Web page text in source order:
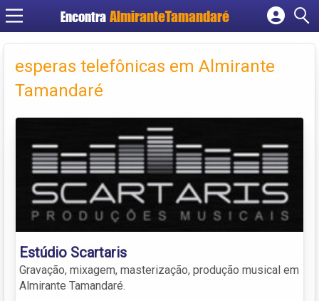
Encontra
Cadastrar empresa
Criar conta
esperas telefônicas em Almirante
Tamandaré
Estúdio Scartaris
Gravação, mixagem, masterização, produção musical em
Almirante Tamandaré.